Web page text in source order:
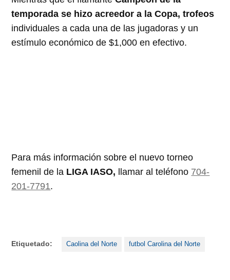
temporada se hizo acreedor a la Copa, trofeos
individuales a cada una de las jugadoras y un
estímulo económico de $1,000 en efectivo.
Para más información sobre el nuevo torneo
femenil de la LIGA IASO, llamar al teléfono 704-
201-7791.
Etiquetado: Caolina del Norte futbol Carolina del Norte